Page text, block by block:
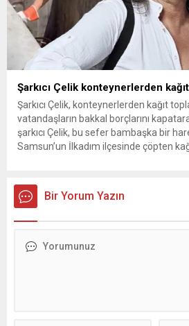
Şarkıcı Çelik konteynerlerden
Şarkıcı Çelik, konteynerlerden kağıt
vatandaşların bakkal borçlarını
şarkıcı Çelik, bu sefer bambaşka bir
Samsun’un İlkadım ilçesinde çöpten
İlkadım ilçesinde çöpten kağıt
Bir Yorum Yazın